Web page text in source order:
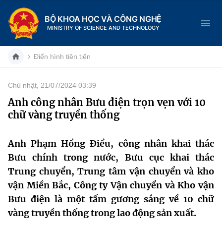
BỘ KHOA HỌC VÀ CÔNG NGHỆ
MINISTRY OF SCIENCE AND TECHNOLOGY
Danh mục
Trang chủ
Giới thiệu
Chức năng nhiệm vụ
Cơ cấu tổ chức
Lịch sử phát triển
Tin tức sự kiện
Khoa học và Công nghệ
Đổi mới sáng tạo
Dịch vụ công
Hệ thống văn bản
Điển hình tiên tiến
Chủ nhật, 21/07/2024 03:39
Anh công nhân Bưu điện trọn vẹn với 10
chữ vàng truyền thống
Anh Phạm Hồng Điều, công nhân khai thác
Bưu chính trong nước, Bưu cục khai thác
Trung chuyển, Trung tâm vận chuyển và kho
vận Miền Bắc, Công ty Vận chuyển và Kho vận
Bưu điện là một tấm gương sáng về 10 chữ
vàng truyền thống trong lao động sản xuất.